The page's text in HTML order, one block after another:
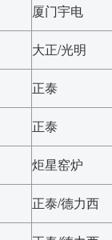
厦门宇电
大正/光明
正泰
正泰
炬星窑炉
正泰/德力西